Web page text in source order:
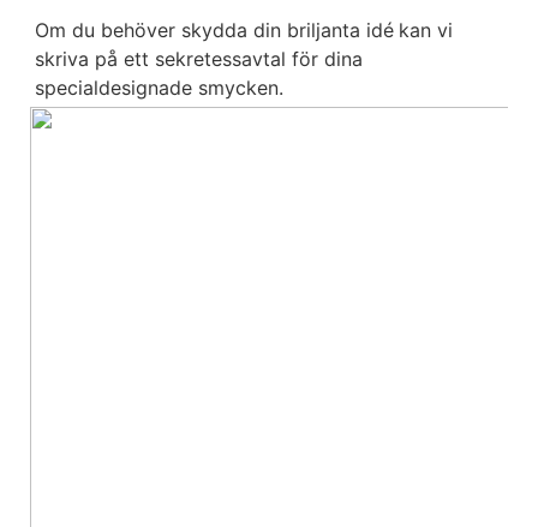
Om du behöver skydda din briljanta idé kan vi
skriva på ett sekretessavtal för dina
specialdesignade smycken.